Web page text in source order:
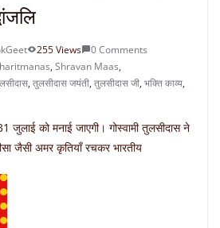
255 Views
0 Comments
,Shravan Maas,
,तुलसीदास जयंती,तुलसीदास जी,भक्ति काव्य,
को मनाई जाएगी। गोस्वामी तुलसीदास ने
जैसी अमर कृतियाँ रचकर भारतीय